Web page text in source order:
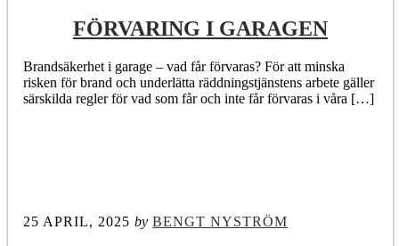
FÖRVARING I GARAGEN
Brandsäkerhet i garage – vad får förvaras? För att minska
risken för brand och underlätta räddningstjänstens arbete gäller
särskilda regler för vad som får och inte får förvaras i våra […]
25 APRIL, 2025 by BENGT NYSTRÖM